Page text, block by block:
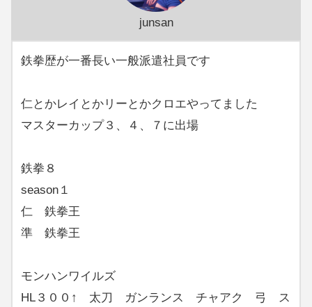
junsan
鉄拳歴が一番長い一般派遣社員です
仁とかレイとかリーとかクロエやってました
マスターカップ３、４、７に出場
鉄拳８
season１
仁 鉄拳王
準 鉄拳王
モンハンワイルズ
HL３００↑ 太刀 ガンランス チャアク 弓 ス